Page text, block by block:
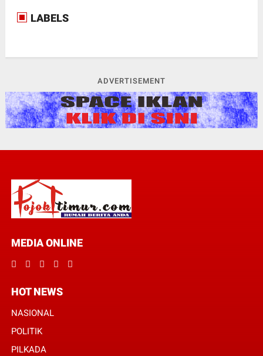
LABELS
ADVERTISEMENT
MEDIA ONLINE
HOT NEWS
NASIONAL
POLITIK
PILKADA